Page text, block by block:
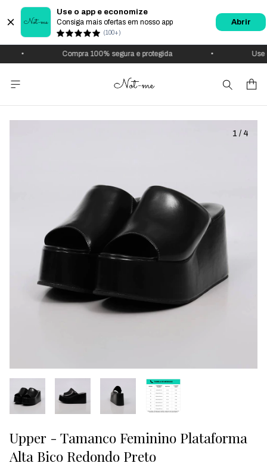
Use o app e economize
Consiga mais ofertas em nosso app
(100+)
Abrir
Compra 100% segura e protegida Use
1 / 4
Upper - Tamanco Feminino Plataforma
Alta Bico Redondo Preto